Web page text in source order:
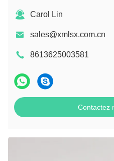
Carol Lin
sales@xmlsx.com.cn
8613625003581
Contactez